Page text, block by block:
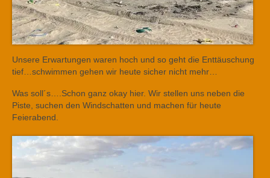
Unsere Erwartungen waren hoch und so geht die Enttäuschung
tief…schwimmen gehen wir heute sicher nicht mehr…
Was soll´s….Schon ganz okay hier. Wir stellen uns neben die
Piste, suchen den Windschatten und machen für heute
Feierabend.